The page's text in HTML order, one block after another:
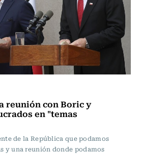
reunión con Boric y
en "temas
de la República que podamos
y una reunión donde podamos